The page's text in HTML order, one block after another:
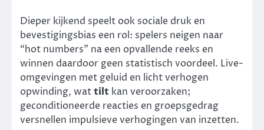
Dieper kijkend speelt ook sociale druk en
bevestigingsbias een rol: spelers neigen naar
“hot numbers” na een opvallende reeks en
winnen daardoor geen statistisch voordeel. Live-
omgevingen met geluid en licht verhogen
opwinding, wattilt kan veroorzaken;
geconditioneerde reacties en groepsgedrag
versnellen impulsieve verhogingen van inzetten.